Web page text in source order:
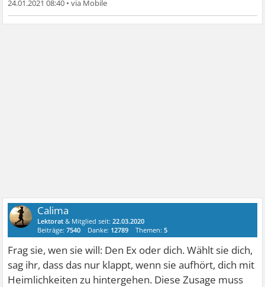
24.01.2021 08:40 •
Calima
Lektorat & Mitglied seit:22.03.2020
Beiträge:7540 Danke: 12789 Themen:5
Frag sie, wen sie will: Den Ex oder dich. Wählt sie dich,
sag ihr, dass das nur klappt, wenn sie aufhört, dich mit
Heimlichkeiten zu hintergehen. Diese Zusage muss